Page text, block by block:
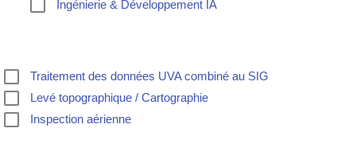
Ingénierie & Développement IA
Traitement des données UVA combiné au SIG
Levé topographique / Cartographie
Inspection aérienne